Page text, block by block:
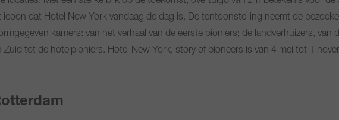
dat Hotel New York vandaag de dag is. De tentoonstelling neemt de
kamers: van het verhaal van de eerste pioniers; de landverhuizers, van
Zuid tot de hotelpioniers. Hotel New York, story of pioneers is van 4 mei tot 1